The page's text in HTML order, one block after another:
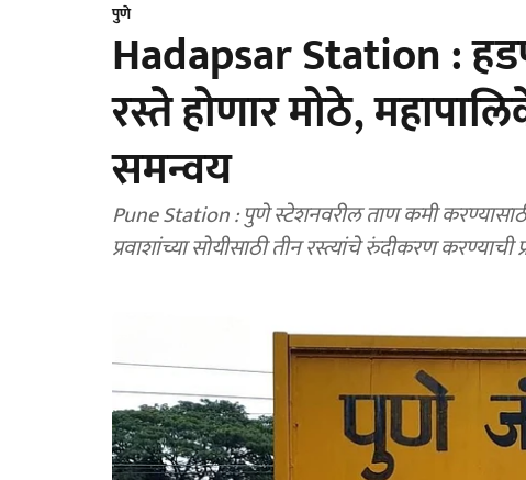
पुणे
Hadapsar Station :
रस्ते होणार मोठे,
समन्वय
Pune Station : पुणे स्टेशनवरील ताण कमी
प्रवाशांच्या सोयीसाठी तीन रस्त्यांचे रुंदीकरण